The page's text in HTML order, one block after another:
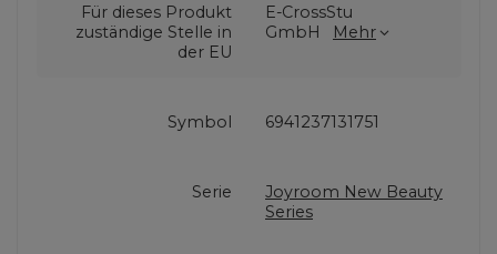
Für dieses Produkt
zuständige Stelle in
der EU
E-CrossStu
GmbH
Mehr
Symbol 6941237131751
Serie
Joyroom New Beauty
Series